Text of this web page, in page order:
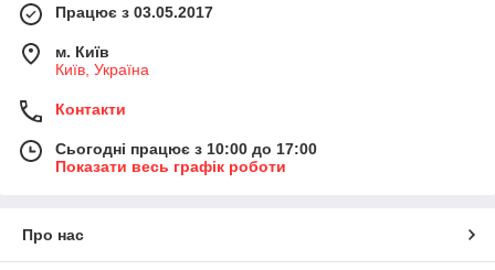
Працює з 03.05.2017
м. Київ
Київ, Україна
Контакти
Сьогодні працює з 10:00 до 17:00
Показати весь графік роботи
Про нас